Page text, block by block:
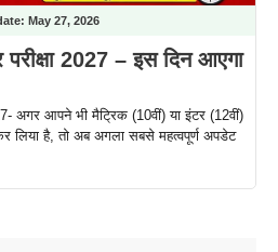
May 27, 2026
परीक्षा 2027 – इस दिन आएगा
अगर आपने भी मैट्रिक (10वीं) या इंटर (12वीं)
लिया है, तो अब अगला सबसे महत्वपूर्ण अपडेट